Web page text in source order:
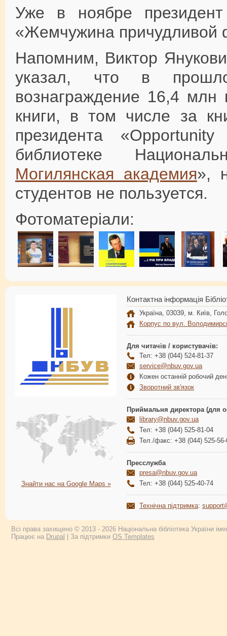
Уже в ноябре
«Жемчужина
Напомним, Виктор
указал, что в
вознаграждение 16,4
книги, в том числе за
президента
библиотеке
Могилянская академия»,
студентов не пользуется.
Фотоматеріали:
Знайти нас на Google Maps »
Контактна інформація
Україна, 03039, м. Київ,
Корпус по вул.
Для читачів / користувачів:
Тел: +38 (044) 524-81-37
service@nbuv.gov.ua
Кожен останній робочий
Зворотний зв'язок
Приймальня директора (для
library@nbuv.gov.ua
Тел: +38 (044) 525-81-04
Тел./факс: +38 (044) 525-56-
Пресслужба
presa@nbuv.gov.ua
Тел: +38 (044) 525-40-74
Технічна підтримка:
Всі права захищено © 2013 - 2026 Національна бібліотека України
Працює на Drupal | За підтримки OS Templates